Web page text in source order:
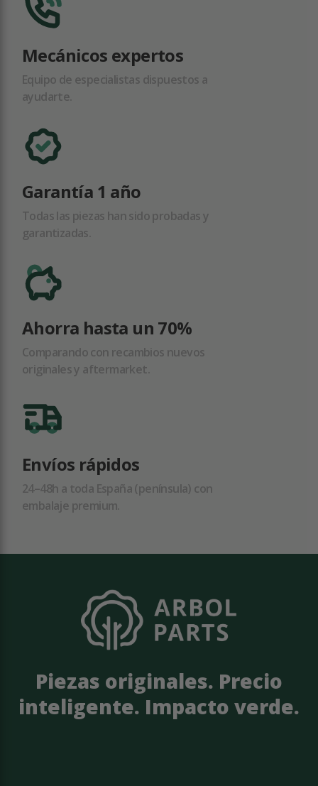
Mecánicos expertos
Equipo de especialistas dispuestos a
ayudarte.
Garantía 1 año
Todas las piezas han sido probadas y
garantizadas.
Ahorra hasta un 70%
Comparando con recambios nuevos
originales y aftermarket.
Envíos rápidos
24–48h a toda España (península) con
embalaje premium.
Piezas originales. Precio
inteligente. Impacto verde.